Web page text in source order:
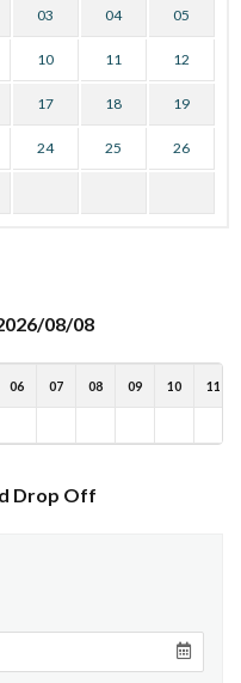
03 04 05
10 11 12
17 18 19
24 25 26
08/08
06 07 08 09 10 11
Drop Off